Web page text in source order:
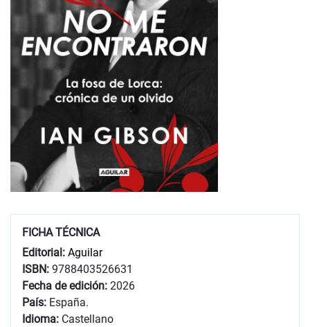
FICHA TÉCNICA
Editorial: Aguilar
ISBN: 9788403526631
Fecha de edición: 2026
País: España.
Idioma: Castellano